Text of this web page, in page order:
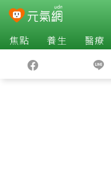
焦點 養生 醫療